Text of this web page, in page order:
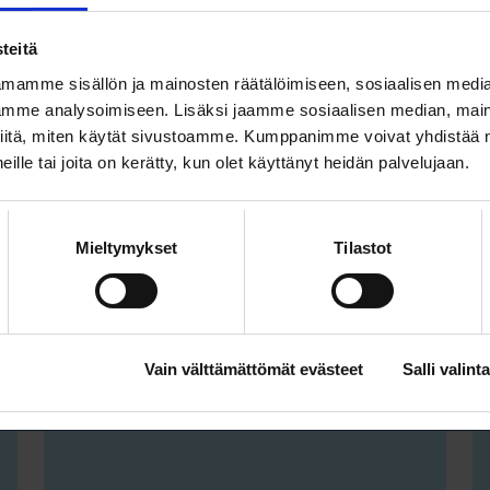
sisällön ja mainosten räätälöimiseen, sosiaalisen
analysoimiseen. Lisäksi jaamme sosiaalisen median,
miten käytät sivustoamme. Kumppanimme voivat yhdistää
tai joita on kerätty, kun olet käyttänyt heidän palvelujaan.
Mieltymykset Tilastot
Vain välttämättömät evästeet Salli valinta
TEKOÄLY
riskienhallinta ja viestintä
21.8. klo 9:00 – 12:00
WEBINAARI KOULUTUS